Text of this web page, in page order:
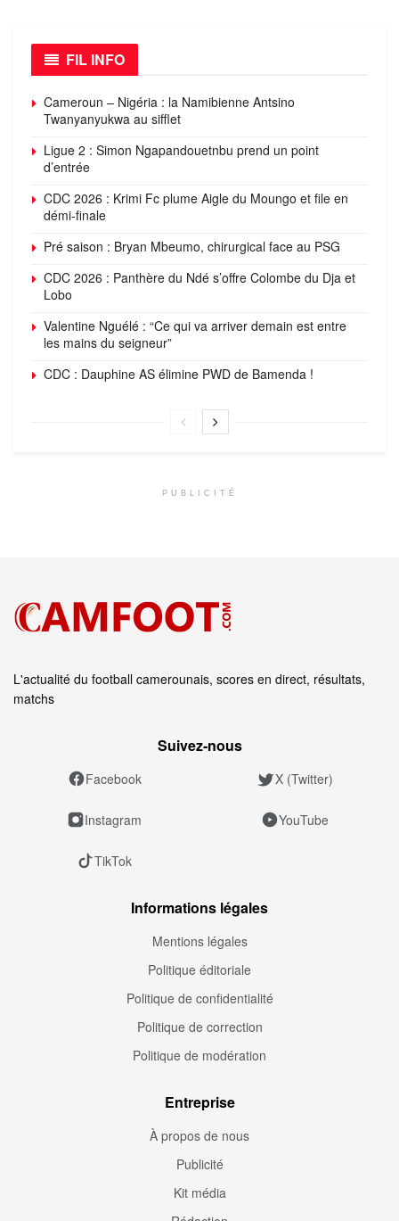
FIL INFO
Cameroun – Nigéria : la Namibienne Antsino
Twanyanyukwa au sifflet
Ligue 2 : Simon Ngapandouetnbu prend un point
d’entrée
CDC 2026 : Krimi Fc plume Aigle du Moungo et file en
démi-finale
Pré saison : Bryan Mbeumo, chirurgical face au PSG
CDC 2026 : Panthère du Ndé s’offre Colombe du Dja et
Lobo
Valentine Nguélé : “Ce qui va arriver demain est entre
les mains du seigneur”
CDC : Dauphine AS élimine PWD de Bamenda !
PUBLICITÉ
L'actualité du football camerounais, scores en direct, résultats,
matchs
Suivez‑nous
Facebook X (Twitter)
Instagram YouTube
TikTok
Informations légales
Mentions légales
Politique éditoriale
Politique de confidentialité
Politique de correction
Politique de modération
Entreprise
À propos de nous
Publicité
Kit média